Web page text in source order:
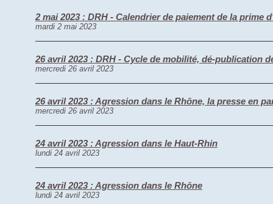
2 mai 2023 : DRH - Calendrier de paiement de la prime
mardi 2 mai 2023
26 avril 2023 : DRH - Cycle de mobilité, dé-publication
mercredi 26 avril 2023
26 avril 2023 : Agression dans le Rhône, la presse en
mercredi 26 avril 2023
24 avril 2023 : Agression dans le Haut-Rhin
lundi 24 avril 2023
24 avril 2023 : Agression dans le Rhône
lundi 24 avril 2023